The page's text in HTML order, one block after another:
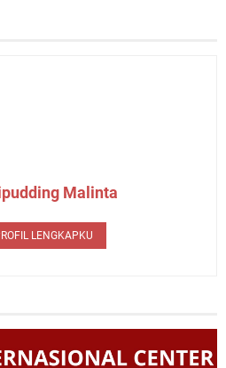
Malinta
LENGKAPKU